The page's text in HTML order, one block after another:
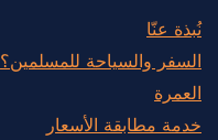
نُبذة عنّا
السفر والسياحة للمسلمين؟
العمرة
خدمة مطابقة الأسعار